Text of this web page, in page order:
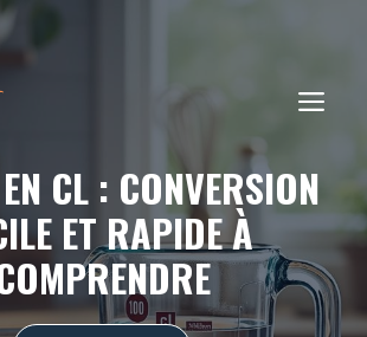
CL : CONVERSION
ET RAPIDE À